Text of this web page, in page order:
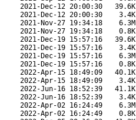
2021-Dec-12 20:00:30
39.6K
2021-Dec-12 20:00:30
3.4K
2021-Nov-27 19:34:18
6.3M
2021-Nov-27 19:34:18
0.8K
2021-Dec-19 15:57:16
39.6K
2021-Dec-19 15:57:16
3.4K
2021-Dec-19 15:57:16
6.3M
2021-Dec-19 15:57:16
0.8K
2022-Apr-15 18:49:09
40.1K
2022-Apr-15 18:49:09
3.4K
2022-Jun-16 18:52:39
41.1K
2022-Jun-16 18:52:39
3.4K
2022-Apr-02 16:24:49
6.3M
2022-Apr-02 16:24:49
0.8K